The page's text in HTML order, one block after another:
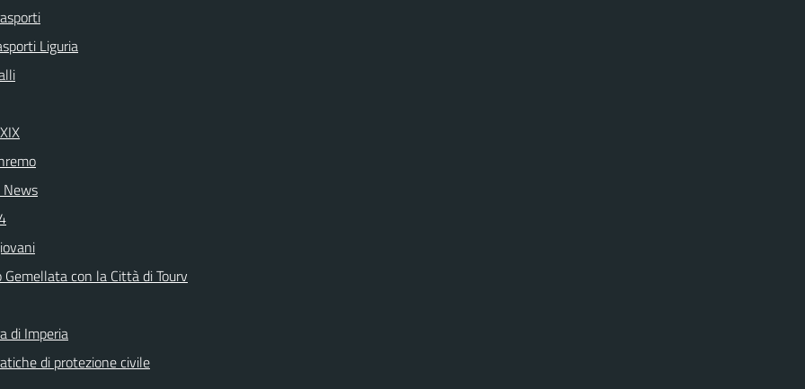
Liguria
Gemellata con la Città di Tourv
di Imperia
di protezione civile